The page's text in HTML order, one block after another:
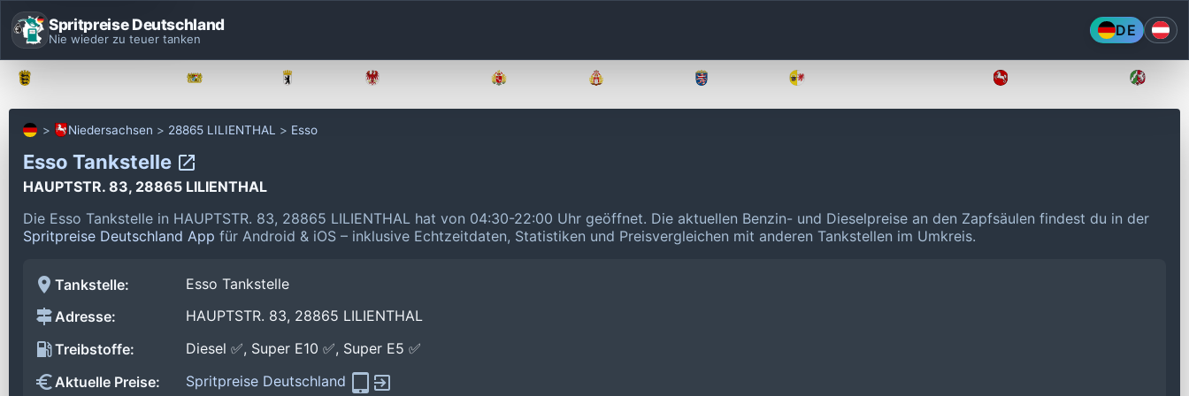
Spritpreise Deutschland
Nie wieder zu teuer tanken DE
Niedersachsen 28865 LILIENTHAL Esso
Esso Tankstelle
HAUPTSTR. 83, 28865 LILIENTHAL
Die Esso Tankstelle in HAUPTSTR. 83, 28865 LILIENTHAL hat von 04:30-22:00 Uhr geöffnet. Die aktuellen Benzin- und Dieselpreise an den Zapfsäulen findest du in der
Spritpreise Deutschland App für Android & iOS – inklusive Echtzeitdaten, Statistiken und Preisvergleichen mit anderen Tankstellen im Umkreis.
Tankstelle:
Esso Tankstelle
Adresse:
HAUPTSTR. 83, 28865 LILIENTHAL
Treibstoffe:
Diesel ✅, Super E10 ✅, Super E5 ✅
Aktuelle Preise:
Spritpreise Deutschland